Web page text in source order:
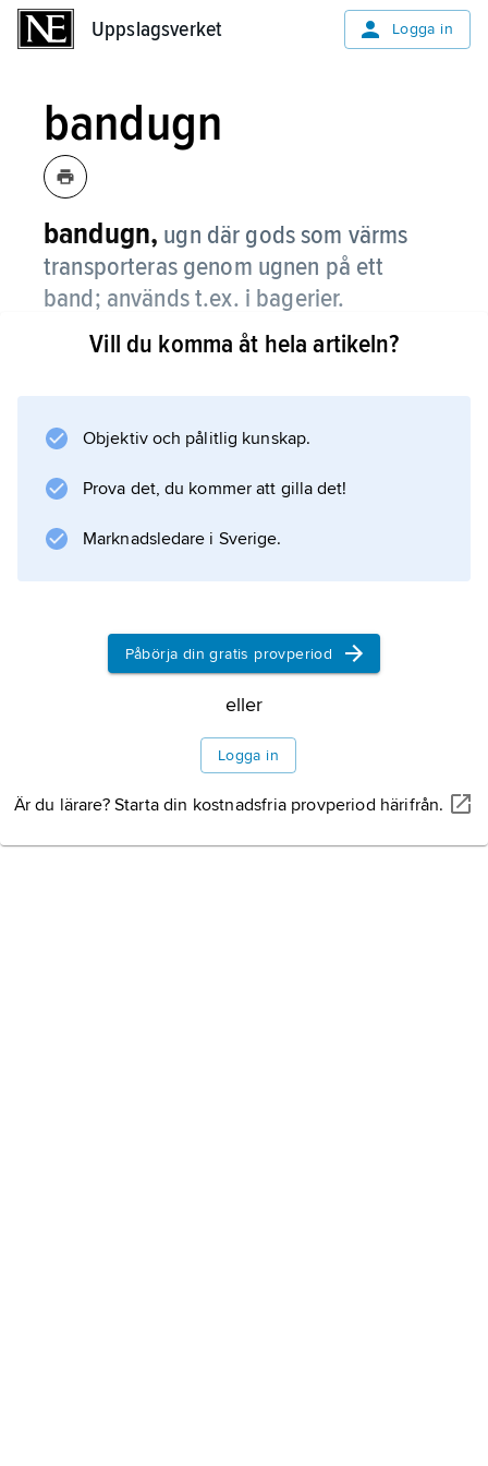
Uppslagsverket Logga in
bandugn
bandugn, ugn där gods som värms
transporteras genom ugnen på ett
band; används t.ex. i bagerier.
Information om artikeln
Vill du komma åt hela artikeln?
Objektiv och pålitlig kunskap.
Prova det, du kommer att gilla det!
Marknadsledare i Sverige.
Påbörja din gratis provperiod
eller
Logga in
Är du lärare? Starta din kostnadsfria provperiod härifrån.